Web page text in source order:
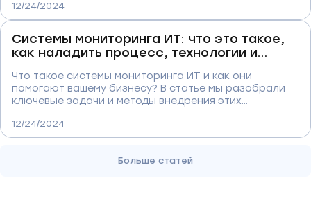
цифровые двойники и интернет вещей открывают
новые возможности для бизнеса, сокращают
издержки и повышают качество продукции. Реальные
примеры и прорывные технологии, которые уже
сегодня формируют будущее. Не упустите шанс
узнать, как использовать эти инновации для роста и
конкурентного преимущества!
12/24/2024
Системы мониторинга ИТ: что это такое,
как наладить процесс, технологии и
Что такое системы мониторинга ИТ и как они
помогают вашему бизнесу? В статье мы разобрали
ключевые задачи и методы внедрения этих
надежность и эффективность работы вашей IT-
инфраструктуры. Узнайте, как избежать критических
информационные процессы прозрачными и
12/24/2024
Больше статей